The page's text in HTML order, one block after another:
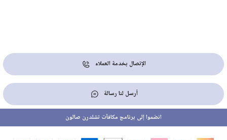
الإتصال بخدمة العملاء
أرسل لنا رسالة
انضموا إلى برنامج مكافآت تشلدرن صالون